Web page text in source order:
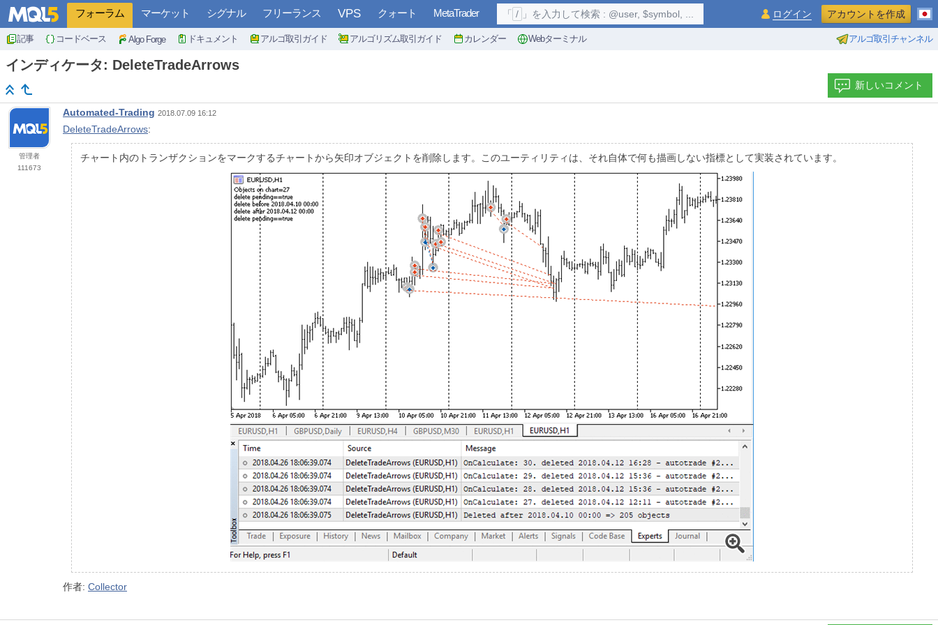
フォーラム マーケット シグナル フリーランス VPS クォート MetaTrader
記事 コードベース Algo Forge ドキュメント アルゴ取引ガイド アルゴリズム取引ガイド カレンダー Webターミナル アルゴ取引チャンネル
「 / 」を入力して検索 : @user, $symbol, ... ログイン アカウントを作成
インディケータ: DeleteTradeArrows
新しいコメント
管理者
111673
Automated-Trading 2018.07.09 16:12
DeleteTradeArrows:
チャート内のトランザクションをマークするチャートから矢印オブジェクトを削除します。このユーティリティは、それ自体で何も描画しない指標として実装されています。
作者: Collector